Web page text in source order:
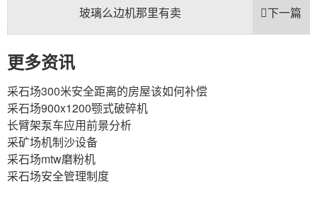
下一篇
玻璃么边机那里有卖
更多资讯
采石场300米安全距离的房屋该如何补偿
采石场900x1200颚式破碎机
长臂架泵车应用前景分析
采矿场机制沙设备
采石场mtw磨粉机
采石场安全管理制度